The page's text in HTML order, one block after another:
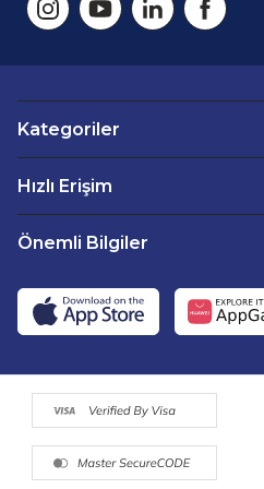
Sirkencübin: Sirkencübin
içecektir. Elma sirkesi,
inflamatuar ve bağışıklık
içecek, bağışıklık sistemini
de kolaylaştırır.
sindirim sistemindeki faydalı
florasının dengesini sağlar.
Kombucha:
edilmesiyle elde edilen
Kombucha
yaratarak, bağırsaklardaki
desteklenmesinin yanı sıra,
vücutta bulunan toksinleri
artırır. İçeriğindeki B
nedenlepancar kvass
,
kvass ayrıca vücudun
yardımcı olur ve bağışıklık
Kategoriler
Hızlı Erişim
Önemli Bilgiler